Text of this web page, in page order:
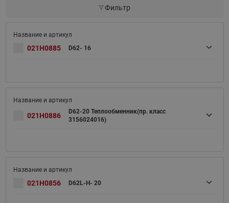
Фильтр
021H0885 D62- 16
021H0886
D62-20 Теплообменник(пр. класс
3156024016)
021H0856 D62L-H- 20